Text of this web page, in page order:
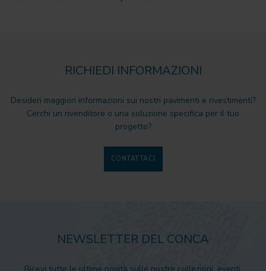
RICHIEDI INFORMAZIONI
Desideri maggiori informazioni sui nostri pavimenti e rivestimenti?
Cerchi un rivenditore o una soluzione specifica per il tuo
progetto?
CONTATTACI
NEWSLETTER DEL CONCA